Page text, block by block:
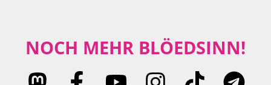
NOCH MEHR BLÖEDSINN!